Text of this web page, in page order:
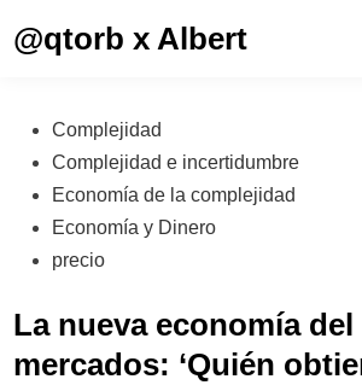
@qtorb x Albert
Publicado
en
Complejidad
Complejidad e incertidumbre
Economía de la complejidad
Economía y Dinero
precio
La nueva economía
mercados: ‘Quién